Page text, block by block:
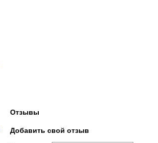
Отзывы
Добавить свой отзыв